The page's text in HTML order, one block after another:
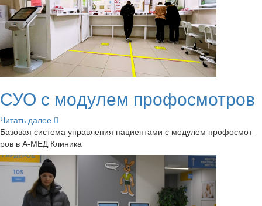
СУО с мо­ду­лем про­фосмот­ров
Чи­тать далее
Ба­зо­вая си­сте­ма управ­ле­ния па­ци­ен­та­ми с мо­ду­лем про­фосмот­
ров в А-МЕД Кли­ни­ка